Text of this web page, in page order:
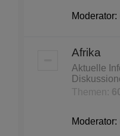
Moderator:
Afrika
Aktuelle
Themen:
Moderator: